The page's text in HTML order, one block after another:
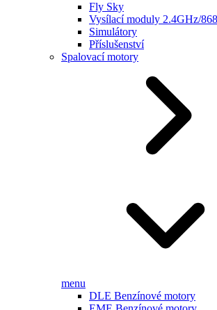
Fly Sky
Vysílací moduly 2.4GHz/
Simulátory
Příslušenství
Spalovací motory
menu
DLE Benzínové motory